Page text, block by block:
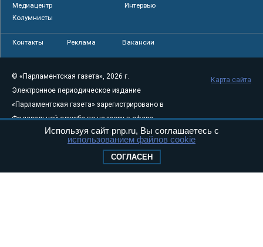
Медиацентр
Интервью
Колумнисты
Контакты Реклама Вакансии
© «Парламентская газета», 2026 г.
Электронное периодическое издание
«Парламентская газета» зарегистрировано в
Федеральной службе по надзору в сфере
связи, информационных технологий и
массовых коммуникаций (Роскомнадзор) 05
Свидетельство о регистрации Эл № ФС77-
Карта сайта
Используя сайт pnp.ru, Вы соглашаетесь с
использованием файлов cookie
СОГЛАСЕН